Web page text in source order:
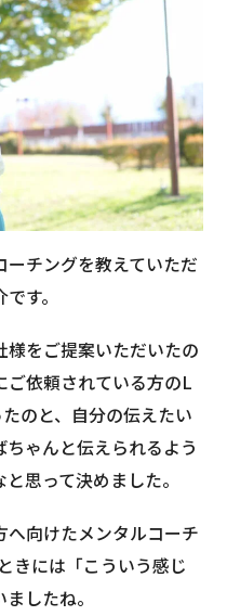
チングを教えていただ
す。
をご提案いただいたの
ご依頼されている方のL
のと、自分の伝えたい
ゃんと伝えられるよう
思って決めました。
へ向けたメンタルコーチ
きには「こういう感じ
したね。